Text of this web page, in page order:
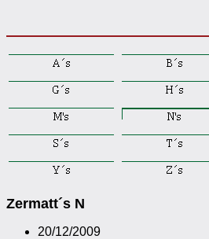
Zermatt´s N
20/12/2009